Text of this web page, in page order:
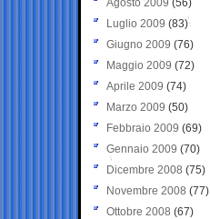
Agosto 2009 (56)
Luglio 2009 (83)
Giugno 2009 (76)
Maggio 2009 (72)
Aprile 2009 (74)
Marzo 2009 (50)
Febbraio 2009 (69)
Gennaio 2009 (70)
Dicembre 2008 (75)
Novembre 2008 (77)
Ottobre 2008 (67)